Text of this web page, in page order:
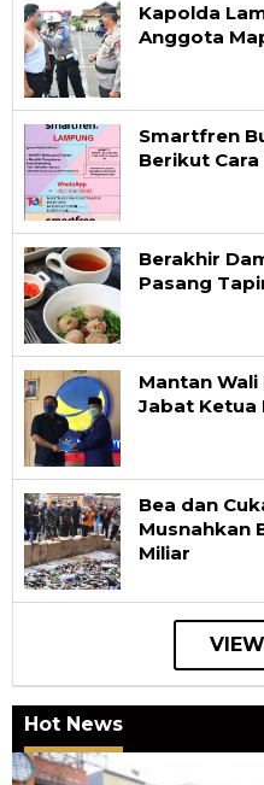
Kapolda
Anggota
Smartfren
Berikut
Berakhir
Pasang
Mantan
Jabat Ketua
Bea dan
Musnahkan
Miliar
Hot News